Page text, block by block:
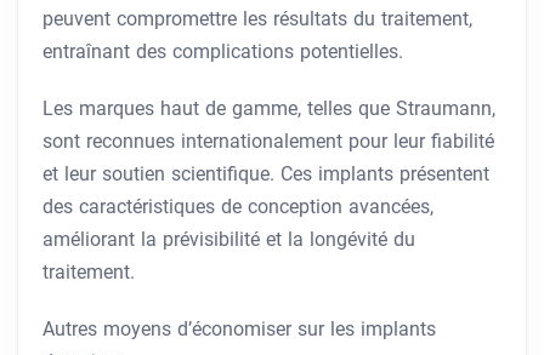
peuvent compromettre les résultats du traitement,
entraînant des complications potentielles.
Les marques haut de gamme, telles que Straumann,
sont reconnues internationalement pour leur fiabilité
et leur soutien scientifique. Ces implants présentent
des caractéristiques de conception avancées,
améliorant la prévisibilité et la longévité du
traitement.
Autres moyens d’économiser sur les implants